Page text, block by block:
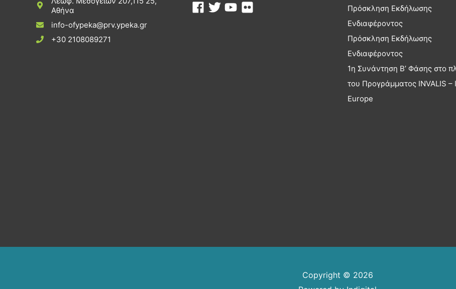
Αθήνα
info-ofypeka@prv.ypeka.gr
+30 2108089271
Πρόσκληση Εκδήλωσης
Ενδιαφέροντος
Πρόσκληση Εκδήλωσης
Ενδιαφέροντος
1η Συνάντηση Β’ Φάσης στο
του Προγράμματος INVALIS –
Europe
Copyright © 2026